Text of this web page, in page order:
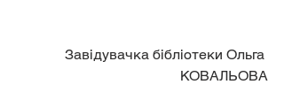
Завідувачка бібліотеки Ольга
КОВАЛЬОВА